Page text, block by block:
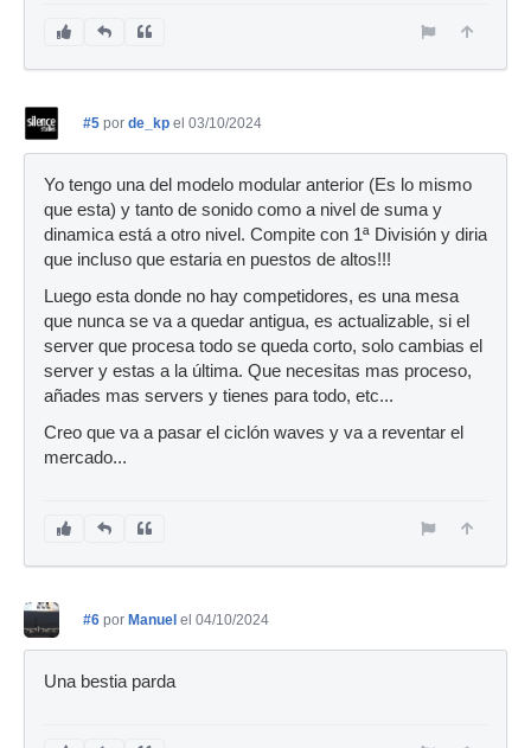
#5 por de_kp el 03/10/2024
Yo tengo una del modelo modular anterior (Es lo mismo
que esta) y tanto de sonido como a nivel de suma y
dinamica está a otro nivel. Compite con 1ª División y diria
que incluso que estaria en puestos de altos!!!
Luego esta donde no hay competidores, es una mesa
que nunca se va a quedar antigua, es actualizable, si el
server que procesa todo se queda corto, solo cambias el
server y estas a la última. Que necesitas mas proceso,
añades mas servers y tienes para todo, etc...
Creo que va a pasar el ciclón waves y va a reventar el
mercado...
#6 por Manuel el 04/10/2024
Una bestia parda